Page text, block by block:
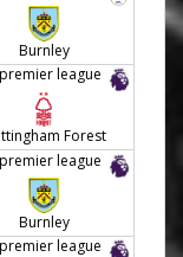
Burnley
premier league
Forest
premier league
Burnley
premier league